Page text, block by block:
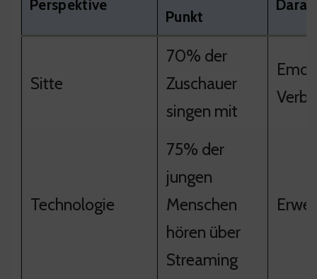
Perspektive
Punkt
Sitte
70% der
Zuschauer
singen mit
Technologie
75% der
jungen
Menschen
hören über
Streaming